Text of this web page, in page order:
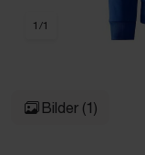
1 /1
Bilder (1)